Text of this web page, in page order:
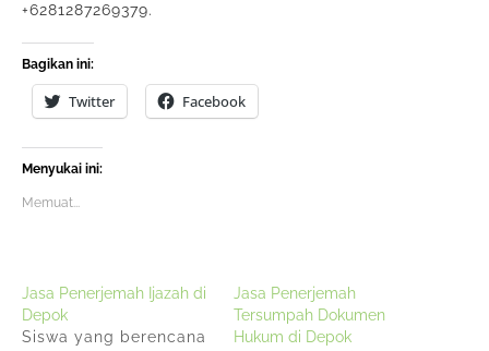
+6281287269379.
Bagikan ini:
Twitter Facebook
Menyukai ini:
Memuat...
Jasa Penerjemah Ijazah di
Depok
Siswa yang berencana
Jasa Penerjemah
Tersumpah Dokumen
Hukum di Depok